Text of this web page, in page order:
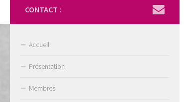
CONTACT :
Accueil
Présentation
Membres